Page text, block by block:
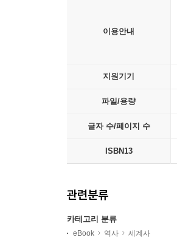
이용안내
지원기기
파일/용량
글자 수/페이지 수
ISBN13
관련분류
카테고리 분류
eBook 역사 세계사